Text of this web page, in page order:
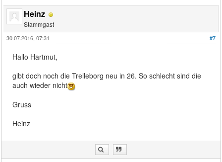
Heinz
Stammgast
#7
30.07.2016, 07:31
Hallo Hartmut,
gibt doch noch die Trelleborg neu in 26. So schlecht sind die
auch wieder nicht
Gruss
Heinz